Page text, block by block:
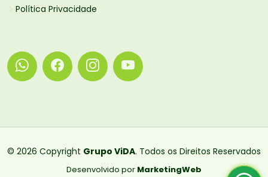
Política Privacidade
© 2026 Copyright Grupo ViDA. Todos os Direitos Reservados
Desenvolvido por MarketingWeb